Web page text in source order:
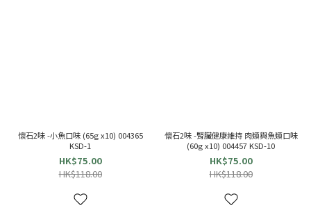
懷石2味 -小魚口味 (65g x10) 004365
KSD-1
HK$75.00
HK$118.00
懷石2味 -腎臟健康維持 肉類與魚類口味
(60g x10) 004457 KSD-10
HK$75.00
HK$118.00